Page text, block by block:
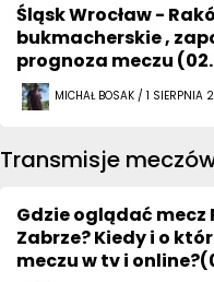
Śląsk Wrocław -
bukmacherskie ,
prognoza meczu
MICHAŁ BOSAK / 1 SIERPNIA
Transmisje
Gdzie oglądać
Zabrze? Kiedy i o
meczu w tv i